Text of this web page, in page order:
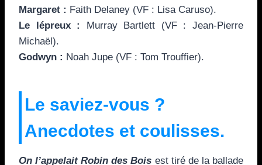
Margaret : Faith Delaney (VF : Lisa Caruso).
Le lépreux :
Murray Bartlett (VF : Jean-Pierre
Michaël).
Godwyn : Noah Jupe (VF : Tom Trouffier).
Le saviez-vous ?
Anecdotes et coulisses.
On l’appelait Robin des Bois est tiré de la ballade